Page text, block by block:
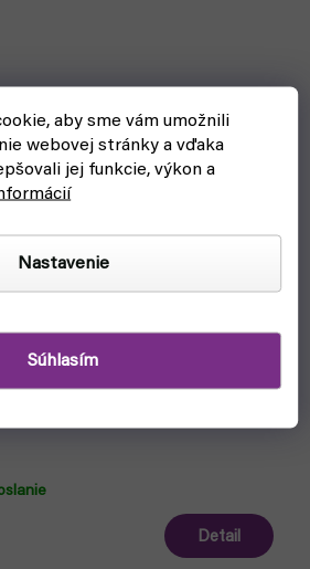
aby sme vám umožnili
webovej stránky a vďaka
jej funkcie, výkon a
Nastavenie
Súhlasím
Detail